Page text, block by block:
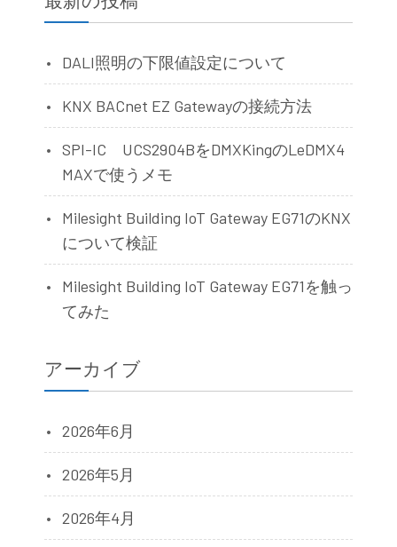
DALI照明の下限値設定について
KNX BACnet EZ Gatewayの接続方法
SPI-IC UCS2904BをDMXKingのLeDMX4
MAXで使うメモ
Milesight Building IoT Gateway EG71のKNX
について検証
Milesight Building IoT Gateway EG71を触っ
てみた
アーカイブ
2026年6月
2026年5月
2026年4月